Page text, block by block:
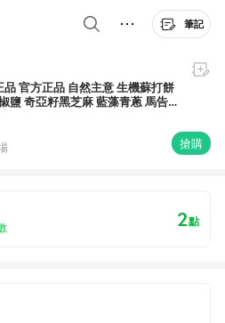
筆記
品 官方正品 自然主意 生機蘇打餅
鹽 奇亞籽黑芝麻 藍藻青蔥 馬告
搶購
2點